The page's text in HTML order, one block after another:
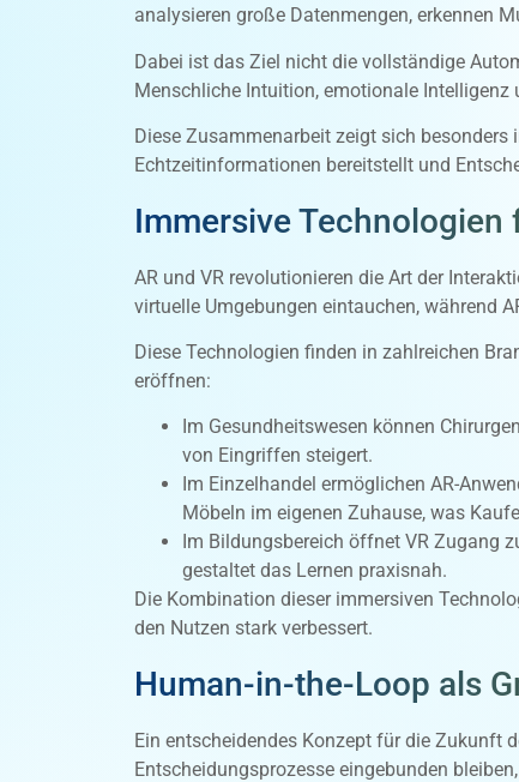
analysieren große Datenmengen, erkennen
Dabei ist das Ziel nicht die vollständige
Menschliche Intuition, emotionale Intelligenz
Diese Zusammenarbeit zeigt sich
Echtzeitinformationen bereitstellt und
Immersive
AR und VR revolutionieren die Art der
virtuelle Umgebungen eintauchen, während
Diese Technologien finden in zahlreichen
eröffnen:
Im Gesundheitswesen können
von Eingriffen steigert.
Im Einzelhandel ermöglichen AR-
Möbeln im eigenen Zuhause, was
Im Bildungsbereich öffnet VR Zugang
gestaltet das Lernen praxisnah.
Die Kombination dieser immersiven
den Nutzen stark verbessert.
Human-in-the-Loop als
Ein entscheidendes Konzept für die Zukunft
Entscheidungsprozesse eingebunden